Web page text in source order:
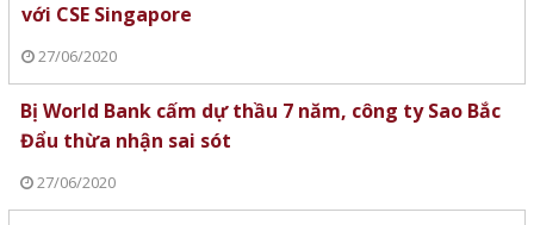
với CSE Singapore
27/06/2020
Bị World Bank cấm dự thầu 7 năm, công ty Sao Bắc
Đẩu thừa nhận sai sót
27/06/2020